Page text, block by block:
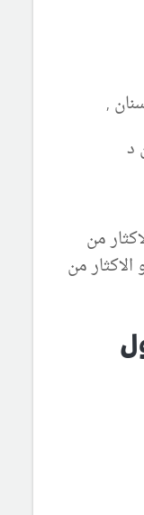
,
د
من
من